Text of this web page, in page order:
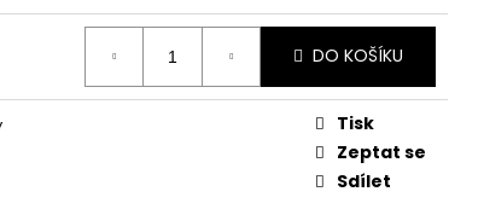
DO KOŠÍKU
Tisk
Zeptat se
Sdílet